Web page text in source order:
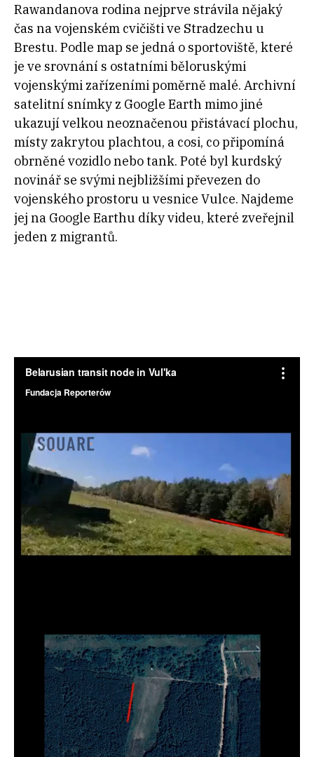
Rawandanova rodina nejprve strávila nějaký
čas na vojenském cvičišti ve Stradzechu u
Brestu. Podle map se jedná o sportoviště, které
je ve srovnání s ostatními běloruskými
vojenskými zařízeními poměrně malé. Archivní
satelitní snímky z Google Earth mimo jiné
ukazují velkou neoznačenou přistávací plochu,
místy zakrytou plachtou, a cosi, co připomíná
obrněné vozidlo nebo tank. Poté byl kurdský
novinář se svými nejbližšími převezen do
vojenského prostoru u vesnice Vulce. Najdeme
jej na Google Earthu díky videu, které zveřejnil
jeden z migrantů.